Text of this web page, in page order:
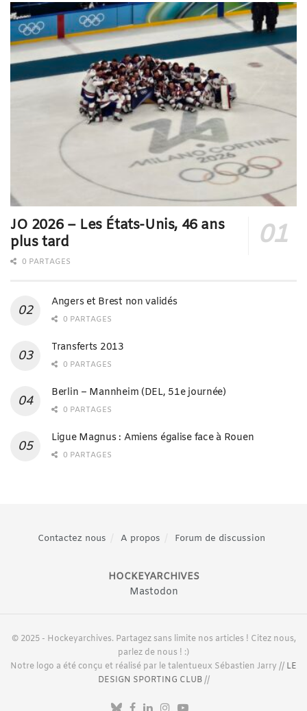
JO 2026 – Les États-Unis, 46 ans
plus tard
0 PARTAGES
Angers et Brest non validés
0 PARTAGES
Transferts 2013
0 PARTAGES
Berlin – Mannheim (DEL, 51e journée)
0 PARTAGES
Ligue Magnus : Amiens égalise face à Rouen
0 PARTAGES
Contactez nous A propos Forum de discussion
HOCKEYARCHIVES
Mastodon
© 2025 - Hockeyarchives. Partagez sans limite nos articles ! Citez nous,
parlez de nous ! :)
Notre logo a été conçu et réalisé par le talentueux Sébastien Jarry // LE
DESIGN SPORTING CLUB//